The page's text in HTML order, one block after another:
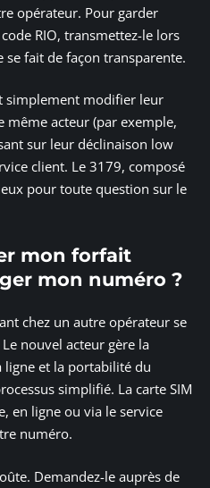
opérateur. Pour garder
RIO, transmettez-le lors
se fait de façon transparente.
simplement modifier leur
acteur (par exemple,
sur leur déclinaison low
client. Le 3179, composé
pour toute question sur le
mon forfait
mon numéro ?
chez un autre opérateur se
nouvel acteur gère la
et la portabilité du
simplifié. La carte SIM
en ligne ou via le service
numéro.
Demandez-le auprès de